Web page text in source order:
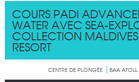
COURS PADI
WATER AVEC SEA-
COLLECTION MALDIVES
RESORT
CENTRE DE PLONGÉE BAA ATOLL